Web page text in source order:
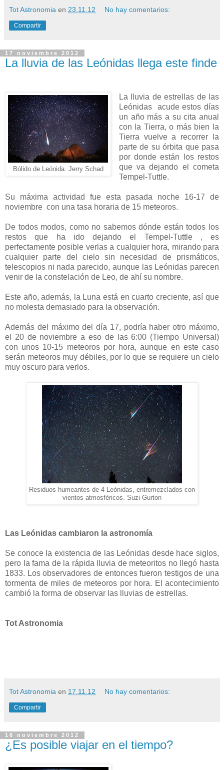
Tot Astronomia en 23.11.12 No hay comentarios:
Compartir
17 noviembre 2012
La lluvia de las Leónidas llega este finde
Bólido de Leónida. Jerry Schad
La lluvia de estrellas de las
Leónidas acude estos días
un año más a su cita anual
con la Tierra, o más bien la
Tierra vuelve a recorrer la
parte de su órbita que pasa
por donde están los restos
que va dejando el cometa
Tempel-Tuttle.
Su máxima actividad fue esta pasada noche 16-17 de
noviembre con una tasa horaria de 15 meteoros.
De todos modos, como no sabemos dónde están todos los
restos que ha ido dejando el Tempel-Tuttle , es
perfectamente posible verlas a cualquier hora, mirando para
cualquier parte del cielo sin necesidad de prismáticos,
telescopios ni nada parecido, aunque las Leónidas parecen
venir de la constelación de Leo, de ahí su nombre.
Este año, además, la Luna está en cuarto creciente, así que
no molesta demasiado para la observación.
Además del máximo del día 17, podría haber otro máximo,
el 20 de noviembre a eso de las 6:00 (Tiempo Universal)
con unos 10-15 meteoros por hora, aunque en este caso
serán meteoros muy débiles, por lo que se requiere un cielo
muy oscuro para verlos.
Residuos humeantes de 4 Leónidas, entremezclados con
vientos atmosféricos. Suzi Gurton
Las Leónidas cambiaron la astronomía
Se conoce la existencia de las Leónidas desde hace siglos,
pero la fama de la rápida lluvia de meteoritos no llegó hasta
1833. Los observadores de entonces fueron testigos de una
tormenta de miles de meteoros por hora. El acontecimiento
cambió la forma de observar las lluvias de estrellas.
Tot Astronomia
Tot Astronomia en 17.11.12 No hay comentarios:
Compartir
16 noviembre 2012
¿Es posible viajar en el tiempo?